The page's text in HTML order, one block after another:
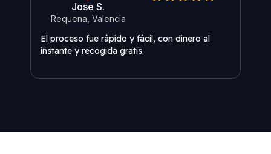
Jose S.
Requena, Valencia
El proceso fue rápido y fácil, con dinero al
instante y recogida gratis.